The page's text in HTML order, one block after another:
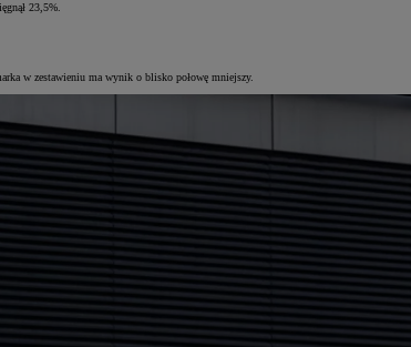
23,5%.
w zestawieniu ma wynik o blisko połowę mniejszy.